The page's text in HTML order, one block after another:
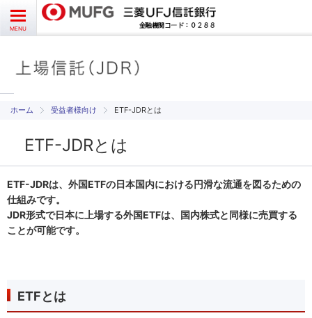
CLOSE
MENU
受益者様向け ETF-JDRとは
ETF-JDRとは
ETF-JDRは、外国ETFの日本国内における円滑な流通を図るための
仕組みです。
JDR形式で日本に上場する外国ETFは、国内株式と同様に売買する
ことが可能です。
ETFとは
受益者様向け
発行者様向け
よくあるご質問
お問い合わせ English